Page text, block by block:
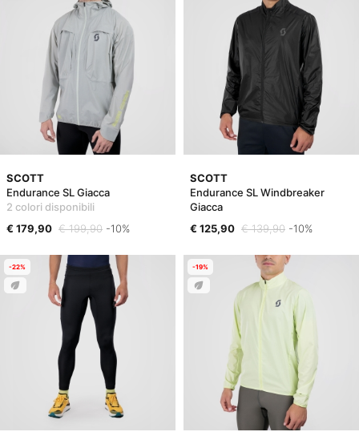
SCOTT
Endurance SL Giacca
2 colori disponibili
€ 179,90 € 199,90 -10%
SCOTT
Endurance SL Windbreaker
Giacca
€ 125,90 € 139,90 -10%
-22% -19%